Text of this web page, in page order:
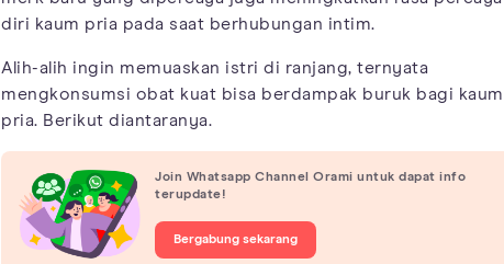
diri kaum pria pada saat berhubungan intim.
Alih-alih ingin memuaskan istri di ranjang, ternyata
mengkonsumsi obat kuat bisa berdampak buruk bagi kaum
pria. Berikut diantaranya.
Join Whatsapp Channel Orami untuk dapat info
terupdate!
Bergabung sekarang